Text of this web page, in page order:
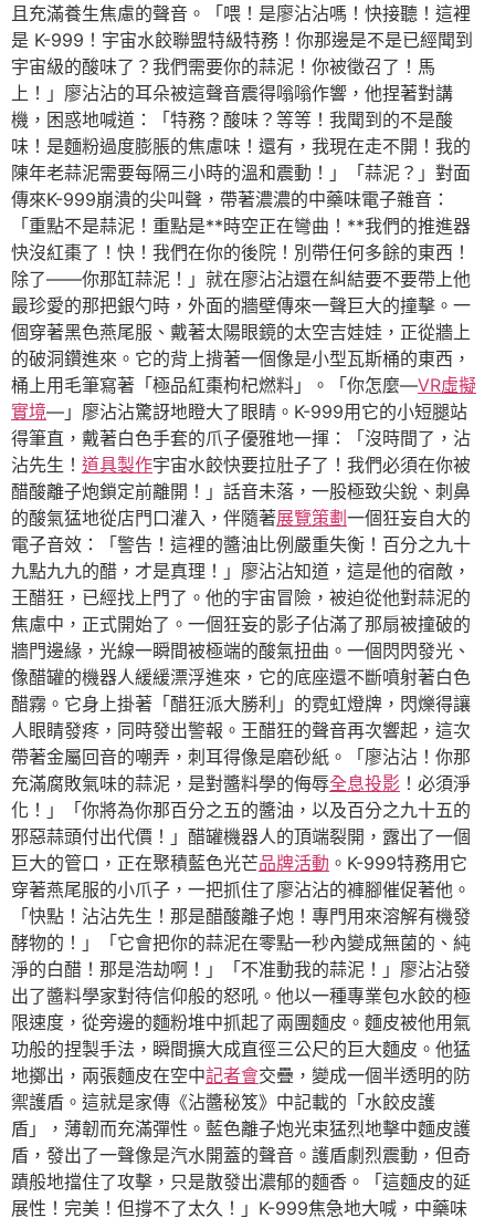
且充滿養生焦慮的聲音。「喂！是廖沾沾嗎！快接聽！這裡
是 K-999！宇宙水餃聯盟特級特務！你那邊是不是已經聞到
宇宙級的酸味了？我們需要你的蒜泥！你被徵召了！馬
上！」廖沾沾的耳朵被這聲音震得嗡嗡作響，他捏著對講
機，困惑地喊道：「特務？酸味？等等！我聞到的不是酸
味！是麵粉過度膨脹的焦慮味！還有，我現在走不開！我的
陳年老蒜泥需要每隔三小時的溫和震動！」「蒜泥？」對面
傳來K-999崩潰的尖叫聲，帶著濃濃的中藥味電子雜音：
「重點不是蒜泥！重點是**時空正在彎曲！**我們的推進器
快沒紅棗了！快！我們在你的後院！別帶任何多餘的東西！
除了——你那缸蒜泥！」就在廖沾沾還在糾結要不要帶上他
最珍愛的那把銀勺時，外面的牆壁傳來一聲巨大的撞擊。一
個穿著黑色燕尾服、戴著太陽眼鏡的太空吉娃娃，正從牆上
的破洞鑽進來。它的背上揹著一個像是小型瓦斯桶的東西，
桶上用毛筆寫著「極品紅棗枸杞燃料」。「你怎麼—VR虛擬
實境—」廖沾沾驚訝地瞪大了眼睛。K-999用它的小短腿站
得筆直，戴著白色手套的爪子優雅地一揮：「沒時間了，沾
沾先生！ 道具製作宇宙水餃快要拉肚子了！我們必須在你被
醋酸離子炮鎖定前離開！」話音未落，一股極致尖銳、刺鼻
的酸氣猛地從店門口灌入，伴隨著展覽策劃 一個狂妄自大的
電子音效：「警告！這裡的醬油比例嚴重失衡！百分之九十
九點九九的醋，才是真理！」廖沾沾知道，這是他的宿敵，
王醋狂，已經找上門了。他的宇宙冒險，被迫從他對蒜泥的
焦慮中，正式開始了。一個狂妄的影子佔滿了那扇被撞破的
牆門邊緣，光線一瞬間被極端的酸氣扭曲。一個閃閃發光、
像醋罐的機器人緩緩漂浮進來，它的底座還不斷噴射著白色
醋霧。它身上掛著「醋狂派大勝利」的霓虹燈牌，閃爍得讓
人眼睛發疼，同時發出警報。王醋狂的聲音再次響起，這次
帶著金屬回音的嘲弄，刺耳得像是磨砂紙。「廖沾沾！你那
充滿腐敗氣味的蒜泥，是對醬料學的侮辱全息投影 ！必須淨
化！」「你將為你那百分之五的醬油，以及百分之九十五的
邪惡蒜頭付出代價！」醋罐機器人的頂端裂開，露出了一個
巨大的管口，正在聚積藍色光芒品牌活動 。K-999特務用它
穿著燕尾服的小爪子，一把抓住了廖沾沾的褲腳催促著他。
「快點！沾沾先生！那是醋酸離子炮！專門用來溶解有機發
酵物的！」「它會把你的蒜泥在零點一秒內變成無菌的、純
淨的白醋！那是浩劫啊！」「不准動我的蒜泥！」廖沾沾發
出了醬料學家對待信仰般的怒吼。他以一種專業包水餃的極
限速度，從旁邊的麵粉堆中抓起了兩團麵皮。麵皮被他用氣
功般的捏製手法，瞬間擴大成直徑三公尺的巨大麵皮。他猛
地擲出，兩張麵皮在空中記者會交疊，變成一個半透明的防
禦護盾。這就是家傳《沾醬秘笈》中記載的「水餃皮護
盾」，薄韌而充滿彈性。藍色離子炮光束猛烈地擊中麵皮護
盾，發出了一聲像是汽水開蓋的聲音。護盾劇烈震動，但奇
蹟般地擋住了攻擊，只是散發出濃郁的麵香。「這麵皮的延
展性！完美！但撐不了太久！」K-999焦急地大喊，中藥味